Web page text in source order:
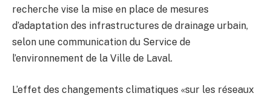
recherche vise la mise en place de mesures
d’adaptation des infrastructures de drainage urbain,
selon une communication du Service de
l’environnement de la Ville de Laval.
L’effet des changements climatiques «sur les réseaux